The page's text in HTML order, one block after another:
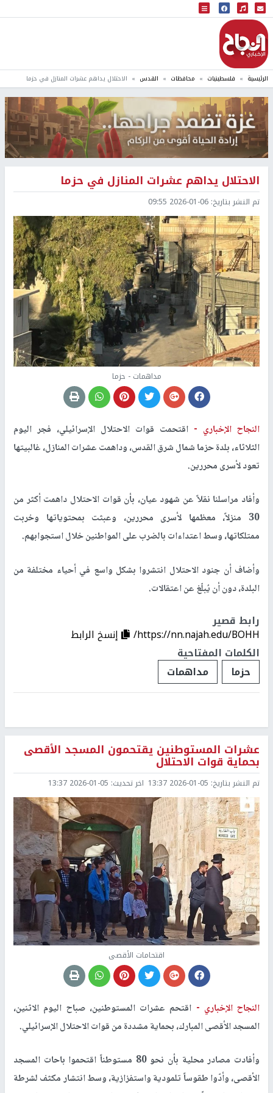
البث المباشر
إذاعة النجاح
الرئيسية فلسطينيات محافظات القدس الاحتلال يداهم عشرات المنازل في حزما
الاحتلال يداهم عشرات المنازل في حزما
تم النشر بتاريخ: 2026-01-06 09:55
مداهمات - حزما
النجاح الإخباري - اقتحمت قوات الاحتلال الإسرائيلي، فجر اليوم
الثلاثاء، بلدة حزما شمال شرق القدس، وداهمت عشرات المنازل، غالبيتها
تعود لأسرى محررين.
وأفاد مراسلنا نقلاً عن شهود عيان، بأن قوات الاحتلال داهمت أكثر من
30 منزلاً، معظمها لأسرى محررين، وعبثت بمحتوياتها وخربت
ممتلكاتها، وسط اعتداءات بالضرب على المواطنين خلال استجوابهم.
وأضاف أن جنود الاحتلال انتشروا بشكل واسع في أحياء مختلفة من
البلدة، دون أن يُبلّغ عن اعتقالات.
رابط قصير
https://nn.najah.edu/BOHH/
إنسخ الرابط
الكلمات المفتاحية
حزما
مداهمات
عشرات المستوطنين يقتحمون المسجد الأقصى
بحماية قوات الاحتلال
تم النشر بتاريخ: 2026-01-05 13:37 اخر تحديث: 2026-01-05 13:37
اقتحامات الأقصى
النجاح الإخباري - اقتحم عشرات المستوطنين، صباح اليوم الاثنين،
المسجد الأقصى المبارك، بحماية مشددة من قوات الاحتلال الإسرائيلي.
وأفادت مصادر محلية بأن نحو 80 مستوطناً اقتحموا باحات المسجد
الأقصى، وأدّوا طقوساً تلمودية واستفزازية، وسط انتشار مكثف لشرطة